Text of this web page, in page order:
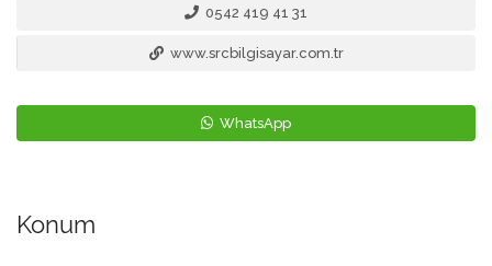
0542 419 41 31
www.srcbilgisayar.com.tr
WhatsApp
Konum